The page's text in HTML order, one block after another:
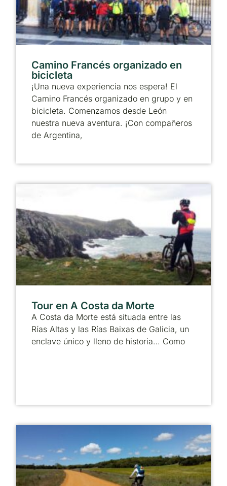
Camino Francés organizado en
bicicleta
¡Una nueva experiencia nos espera! El
Camino Francés organizado en grupo y en
bicicleta. Comenzamos desde León
nuestra nueva aventura. ¡Con compañeros
de Argentina,
Tour en A Costa da Morte
A Costa da Morte está situada entre las
Rías Altas y las Rías Baixas de Galicia, un
enclave único y lleno de historia… Como